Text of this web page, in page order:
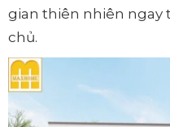
gian thiên nhiên ngay
chủ.